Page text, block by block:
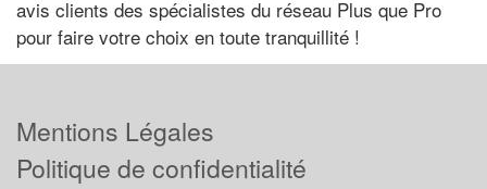
avis clients des spécialistes du réseau Plus que Pro
pour faire votre choix en toute tranquillité !
Mentions Légales
Politique de confidentialité